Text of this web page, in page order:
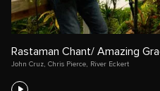
Rastaman Chant/ Amazing
John Cruz Chris Pierce River Eckert